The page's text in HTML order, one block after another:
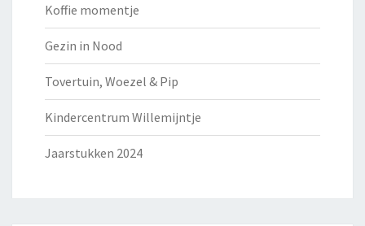
Koffie momentje
Gezin in Nood
Tovertuin, Woezel & Pip
Kindercentrum Willemijntje
Jaarstukken 2024